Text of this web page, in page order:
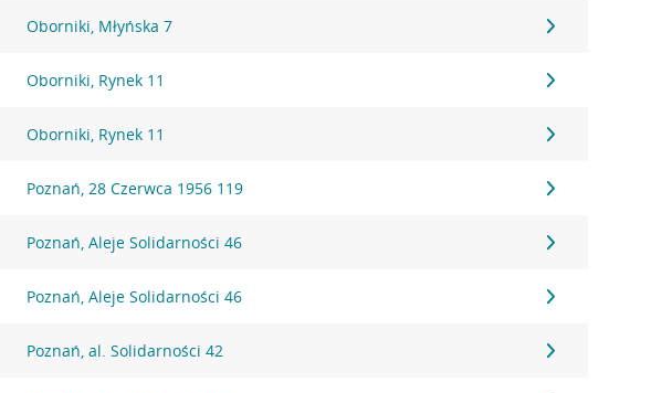
Oborniki, Młyńska 7
Oborniki, Rynek 11
Oborniki, Rynek 11
Poznań, 28 Czerwca 1956 119
Poznań, Aleje Solidarności 46
Poznań, Aleje Solidarności 46
Poznań, al. Solidarności 42